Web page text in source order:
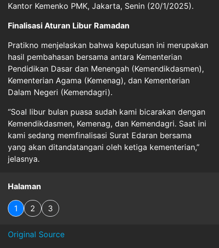
Kantor Kemenko PMK, Jakarta, Senin (20/1/2025).
Finalisasi Aturan Libur Ramadan
Pratikno menjelaskan bahwa keputusan ini merupakan
hasil pembahasan bersama antara Kementerian
Pendidikan Dasar dan Menengah (Kemendikdasmen),
Kementerian Agama (Kemenag), dan Kementerian
Dalam Negeri (Kemendagri).
“Soal libur bulan puasa sudah kami bicarakan dengan
Kemendikdasmen, Kemenag, dan Kemendagri. Saat ini
kami sedang memfinalisasi Surat Edaran bersama
yang akan ditandatangani oleh ketiga kementerian,”
jelasnya.
Halaman
1 2 3
Original Source